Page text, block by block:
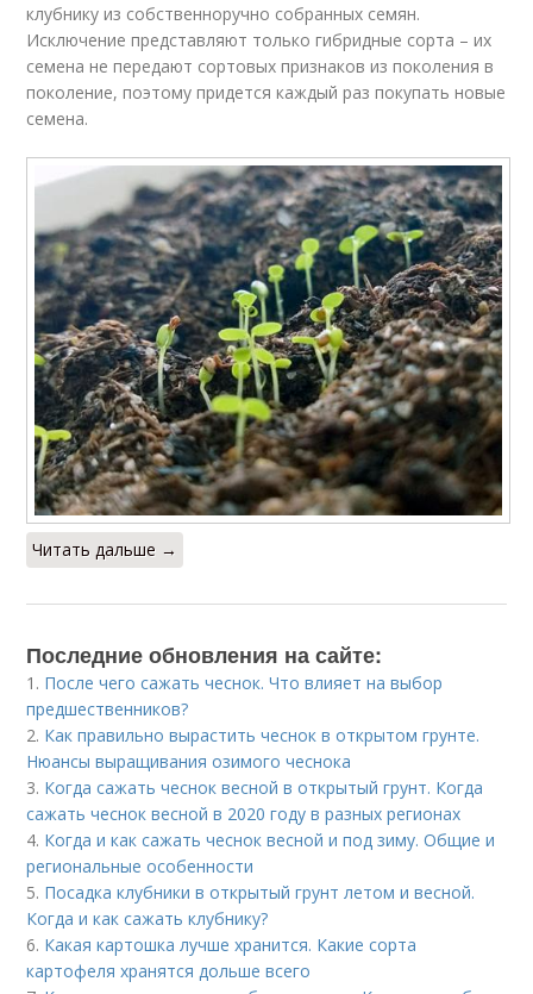
клубнику из собственноручно собранных семян.
Исключение представляют только гибридные сорта – их
семена не передают сортовых признаков из поколения в
поколение, поэтому придется каждый раз покупать новые
семена.
Читать дальше →
Последние обновления на сайте:
1. После чего сажать чеснок. Что влияет на выбор
предшественников?
2. Как правильно вырастить чеснок в открытом грунте.
Нюансы выращивания озимого чеснока
3. Когда сажать чеснок весной в открытый грунт. Когда
сажать чеснок весной в 2020 году в разных регионах
4. Когда и как сажать чеснок весной и под зиму. Общие и
региональные особенности
5. Посадка клубники в открытый грунт летом и весной.
Когда и как сажать клубнику?
6. Какая картошка лучше хранится. Какие сорта
картофеля хранятся дольше всего